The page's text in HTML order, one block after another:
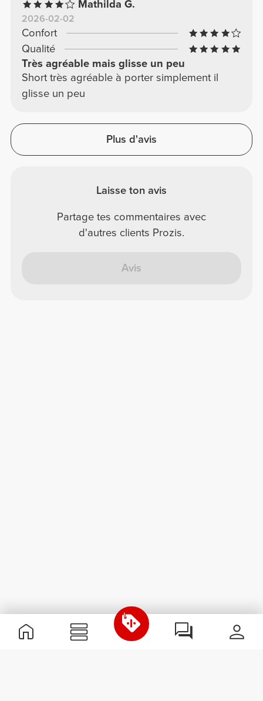
Mathilda G.
2026-02-02
Confort
Qualité
Très agréable mais glisse un peu
Short très agréable à porter simplement il
glisse un peu
Plus d'avis
Laisse ton avis
Partage tes commentaires avec
d'autres clients Prozis.
Avis